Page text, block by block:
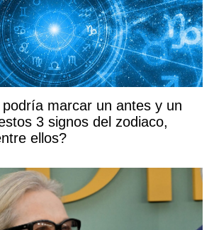
marcar un antes y un
3 signos del zodiaco,
ellos?